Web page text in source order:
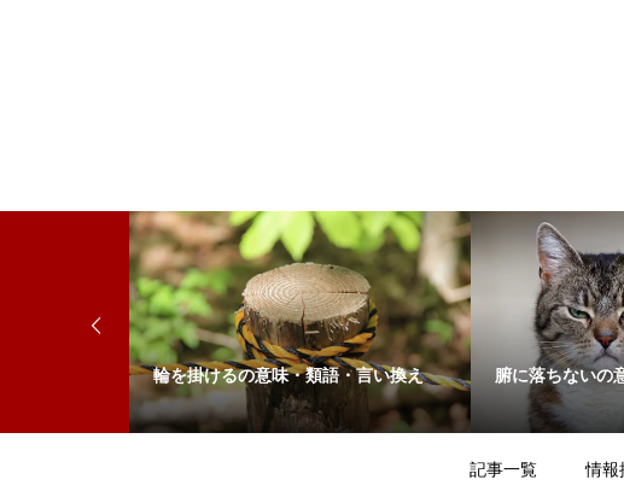
輪を掛けるの意味・類語・言い換え 腑に落ちないの
記事一覧 情報